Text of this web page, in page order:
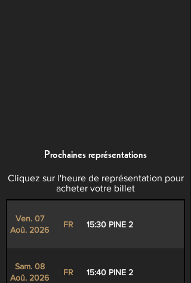
Prochaines représentations
Cliquez sur l'heure de représentation pour
acheter votre billet
Ven. 07
Aoû. 2026
FR 15:30 PINE 2
Sam. 08
Aoû. 2026
FR 15:40 PINE 2